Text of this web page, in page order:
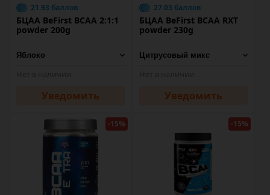
21.93 баллов
БЦАА BeFirst BCAA 2:1:1
powder 200g
Уведомить
27.03 баллов
БЦАА BeFirst BCAA RXT
powder 230g
Уведомить
-15% -15%